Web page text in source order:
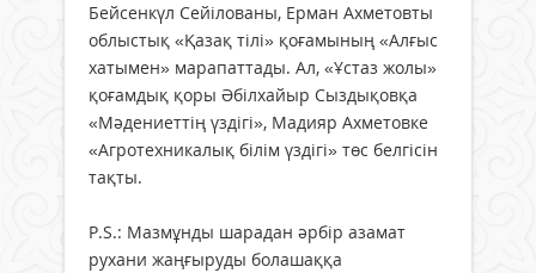
Бейсенкүл Сейілованы, Ерман Ахметовты
облыстық «Қазақ тілі» қоғамының «Алғыс
хатымен» марапаттады. Ал, «Ұстаз жолы»
қоғамдық қоры Әбілхайыр Сыздықовқа
«Мәдениеттің үздігі», Мадияр Ахметовке
«Агротехникалық білім үздігі» төс белгісін
тақты.
Р.S.: Мазмұнды шарадан әрбір азамат
рухани жаңғыруды болашаққа